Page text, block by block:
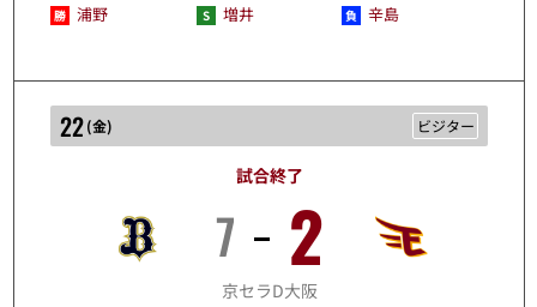
浦野 増井 辛島
8/22
22(金) ビジター
試合終了
7 2
京セラD大阪